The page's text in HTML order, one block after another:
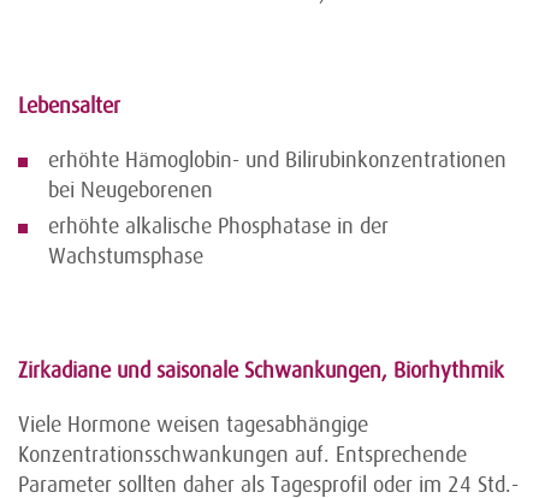
Lebensalter
erhöhte Hämoglobin- und Bilirubinkonzentrationen
bei Neugeborenen
erhöhte alkalische Phosphatase in der
Wachstumsphase
Zirkadiane und saisonale Schwankungen, Biorhythmik
Viele Hormone weisen tagesabhängige
Konzentrationsschwankungen auf. Entsprechende
Parameter sollten daher als Tagesprofil oder im 24 Std.-